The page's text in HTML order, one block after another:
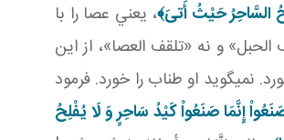
السَّاحِرُ حَيْثُ أَتىَ‏﴾، يعني عصا را با
و نه «تلقف العصا»، از اين
نمي گويد او طناب را خورد. فرمود
إِنَّمَا صَنَعُواْ كَيْدُ سَاحِرٍ وَ لَا يُفْلِحُ